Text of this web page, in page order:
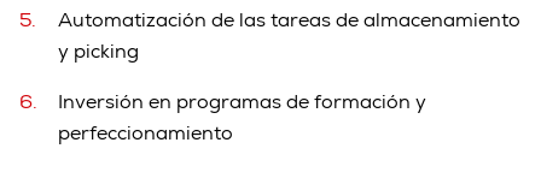
Automatización de las tareas de almacenamiento
y picking
Inversión en programas de formación y
perfeccionamiento